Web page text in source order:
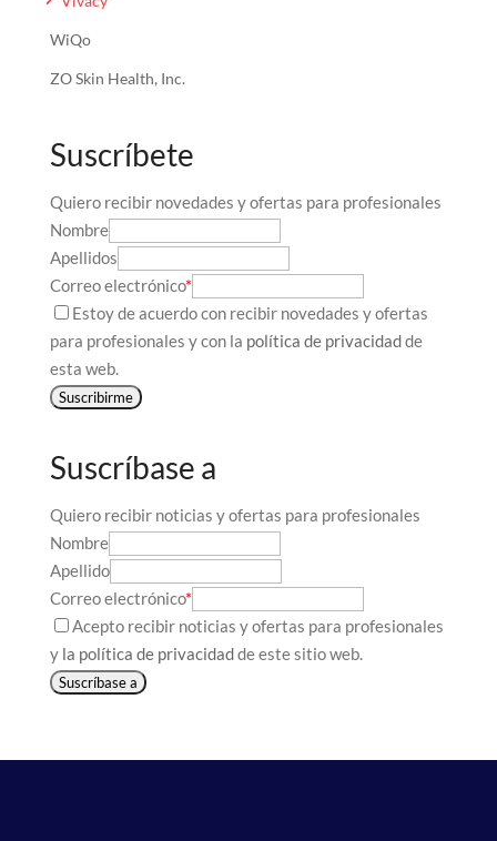
WiQo
ZO Skin Health, Inc.
Suscríbete
Quiero recibir novedades y ofertas para profesionales
Nombre
Apellidos
Correo electrónico*
Estoy de acuerdo con recibir novedades y ofertas
para profesionales y con la política de privacidadde
esta web.
Suscribirme
Suscríbase a
Quiero recibir noticias y ofertas para profesionales
Nombre
Apellido
Correo electrónico*
Acepto recibir noticias y ofertas para profesionales
y la política de privacidadde este sitio web.
Suscríbase a